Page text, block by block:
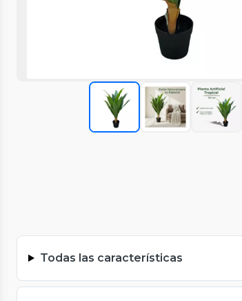
Todas las características